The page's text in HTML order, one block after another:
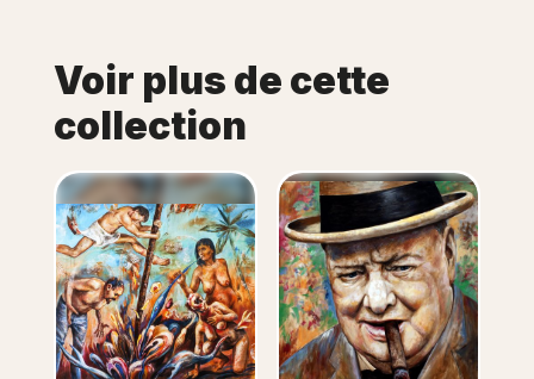
Voir plus de cette
collection